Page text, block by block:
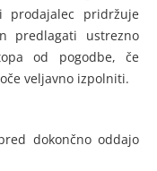
prodajalec pridržuje
predlagati ustrezno
od pogodbe, če
veljavno izpolniti.
dokončno oddajo